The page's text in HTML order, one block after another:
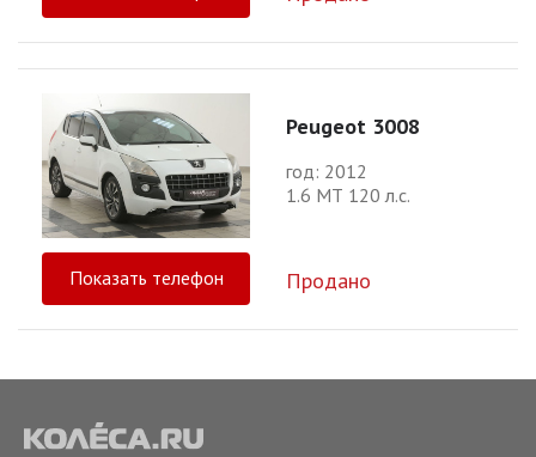
Peugeot 3008
год: 2012
1.6 МТ 120 л.с.
Показать телефон Продано